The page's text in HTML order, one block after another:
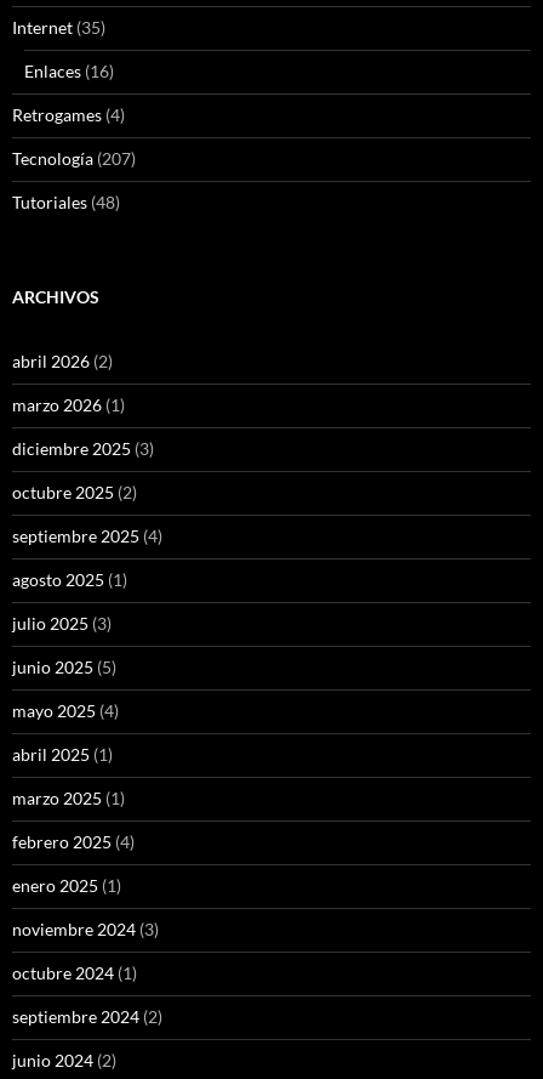
Internet (35)
Enlaces (16)
Retrogames (4)
Tecnología (207)
Tutoriales (48)
ARCHIVOS
abril 2026 (2)
marzo 2026 (1)
diciembre 2025 (3)
octubre 2025 (2)
septiembre 2025 (4)
agosto 2025 (1)
julio 2025 (3)
junio 2025 (5)
mayo 2025 (4)
abril 2025 (1)
marzo 2025 (1)
febrero 2025 (4)
enero 2025 (1)
noviembre 2024 (3)
octubre 2024 (1)
septiembre 2024 (2)
junio 2024 (2)